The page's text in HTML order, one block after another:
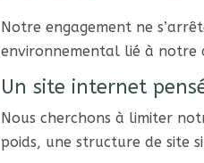
Notre engagement ne
environnemental lié à notre
Un site internet
Nous cherchons à limiter
poids, une structure de site